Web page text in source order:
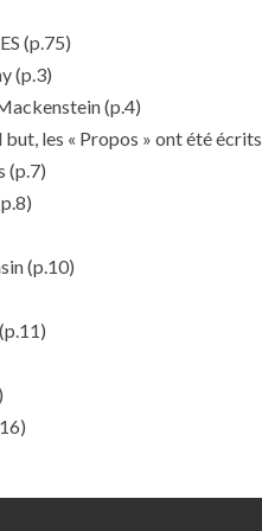
(p.75)
(p.3)
(p.4)
les « Propos » ont été écrits
(p.7)
(p.10)
(p.11)